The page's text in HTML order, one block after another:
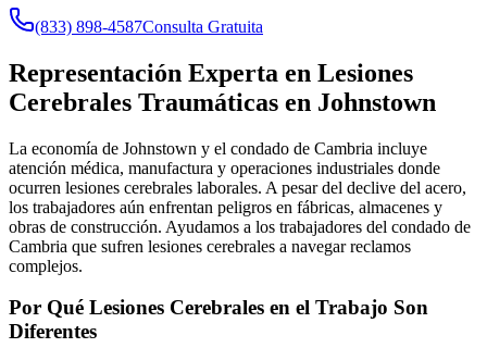
(833) 898-4587Consulta Gratuita
Representación Experta en Lesiones
Cerebrales Traumáticas en Johnstown
La economía de Johnstown y el condado de Cambria incluye
atención médica, manufactura y operaciones industriales donde
ocurren lesiones cerebrales laborales. A pesar del declive del acero,
los trabajadores aún enfrentan peligros en fábricas, almacenes y
obras de construcción. Ayudamos a los trabajadores del condado de
Cambria que sufren lesiones cerebrales a navegar reclamos
complejos.
Por Qué Lesiones Cerebrales en el Trabajo Son
Diferentes